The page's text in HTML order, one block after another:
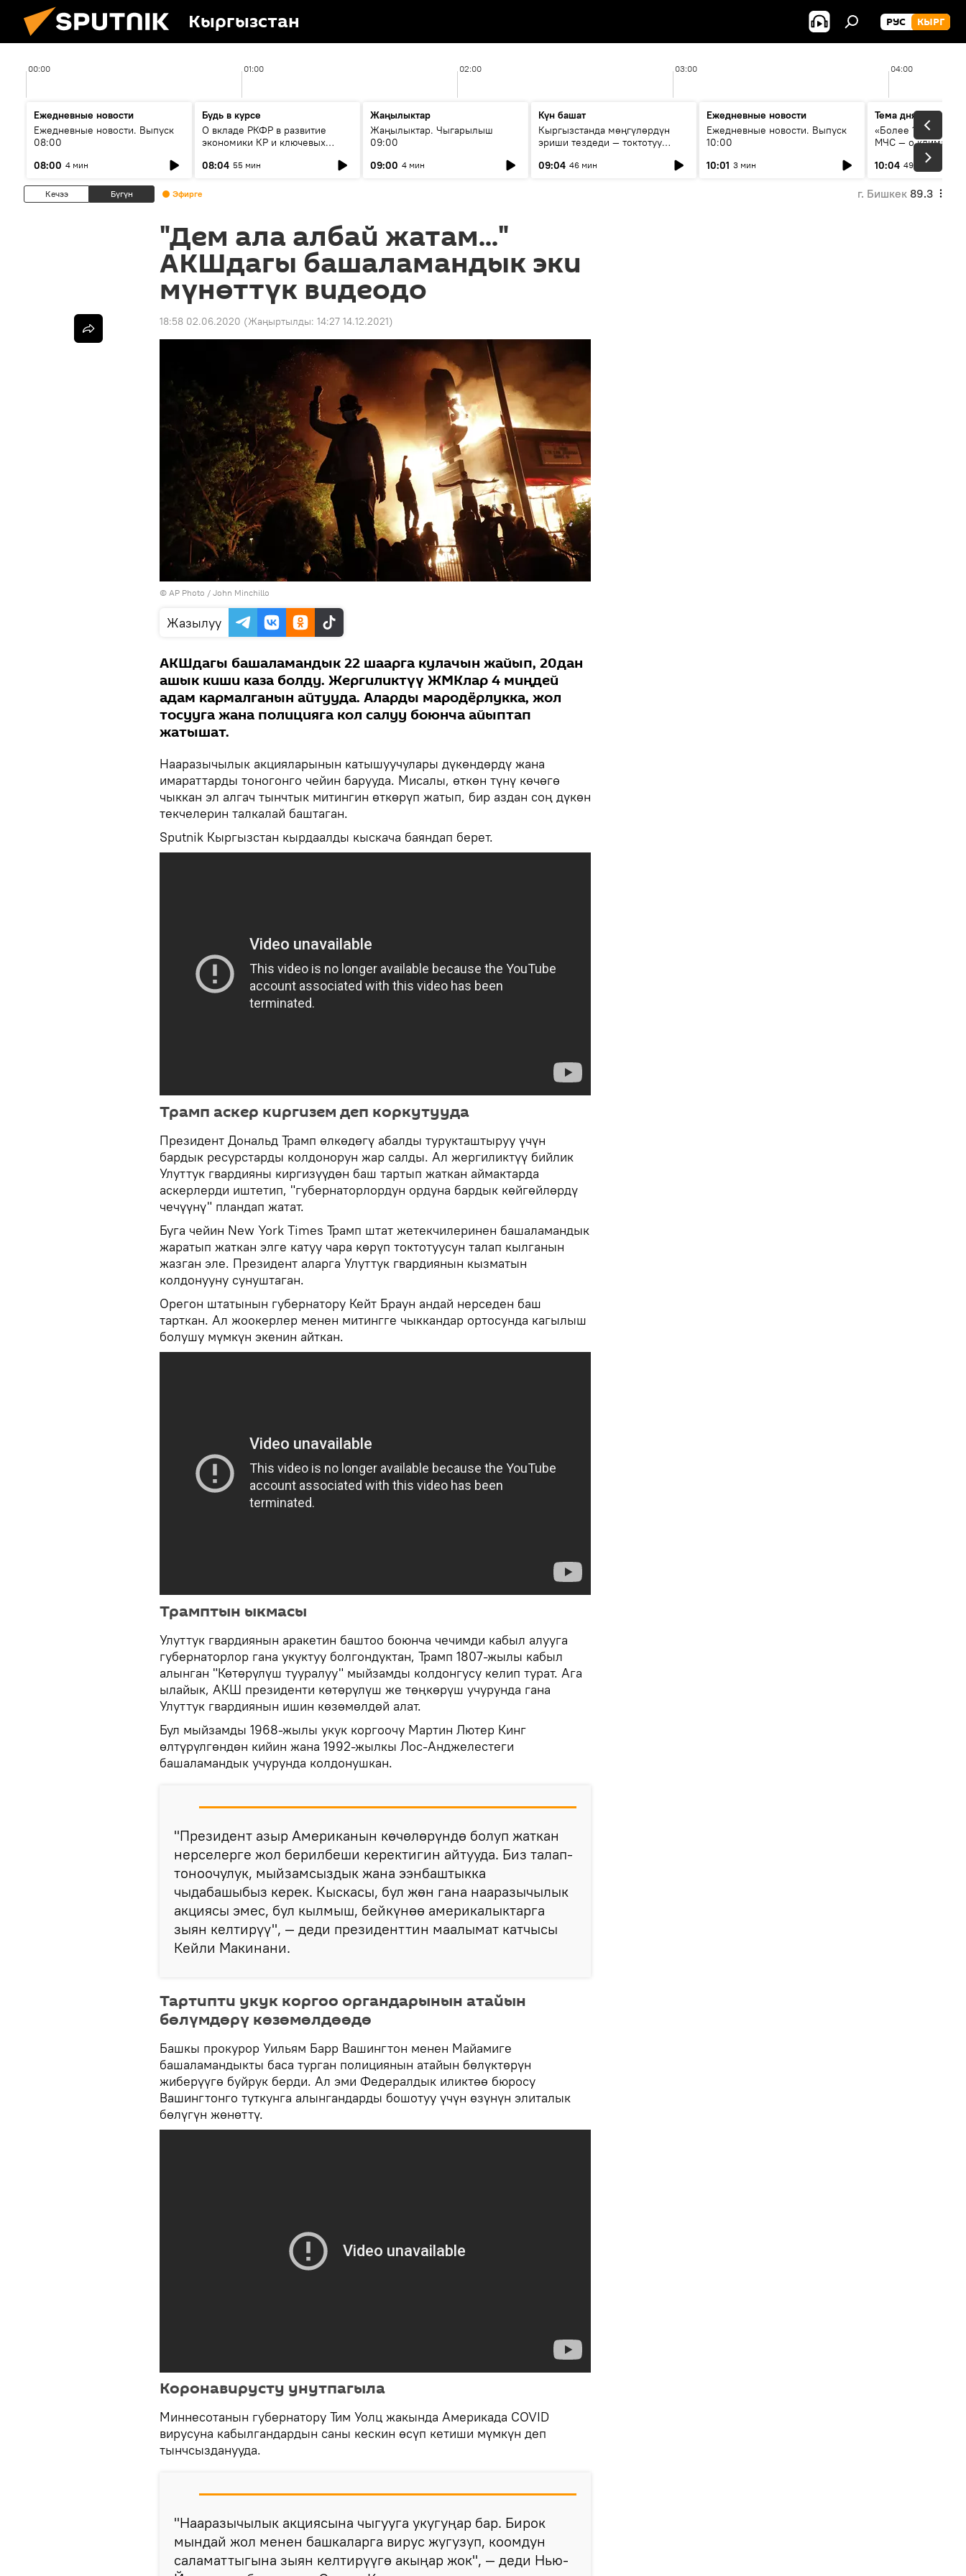
Кыргызстан РУС КЫРГ
00:00 01:00 02:00 03:00 04:00
Ежедневные новости
Ежедневные новости. Выпуск
08:00
08:00 4 мин
Будь в курсе
О вкладе РКФР в развитие
экономики КР и ключевых
08:04 55 мин
Жаңылыктар
Жаңылыктар. Чыгарылыш
09:00
09:00 4 мин
Күн башат
Кыргызстанда мөңгүлөрдүн
эриши тездеди — токтотуу
09:04 46 мин
Ежедневные новости
Ежедневные новости. Выпуск
10:00
10:01 3 мин
Тема дня
«Более 1200 сёл в
МЧС — о климате,
системе
населения
10:04 49 мин
Кечээ Бүгүн Эфирге г. Бишкек 89.3
"Дем ала албай жатам..."
АКШдагы башаламандык эки
мүнөттүк видеодо
18:58 02.06.2020 (Жаңыртылды: 14:27 14.12.2021)
© AP Photo / John Minchillo
Жазылуу
АКШдагы башаламандык 22 шаарга кулачын жайып, 20дан
ашык киши каза болду. Жергиликтүү ЖМКлар 4 миңдей
адам кармалганын айтууда. Аларды мародёрлукка, жол
тосууга жана полицияга кол салуу боюнча айыптап
жатышат.
Нааразычылык акцияларынын катышуучулары дүкөндөрдү жана
имараттарды тоногонго чейин барууда. Мисалы, өткөн түнү көчөгө
чыккан эл алгач тынчтык митингин өткөрүп жатып, бир аздан соң дүкөн
текчелерин талкалай баштаган.
Sputnik Кыргызстан кырдаалды кыскача баяндап берет.
Трамп аскер киргизем деп коркутууда
Президент Дональд Трамп өлкөдөгү абалды турукташтыруу үчүн
бардык ресурстарды колдонорун жар салды. Ал жергиликтүү бийлик
Улуттук гвардияны киргизүүдөн баш тартып жаткан аймактарда
аскерлерди иштетип, "губернаторлордун ордуна бардык көйгөйлөрдү
чечүүнү" пландап жатат.
Буга чейин New York Times Трамп штат жетекчилеринен башаламандык
жаратып жаткан элге катуу чара көрүп токтотуусун талап кылганын
жазган эле. Президент аларга Улуттук гвардиянын кызматын
колдонууну сунуштаган.
Орегон штатынын губернатору Кейт Браун андай нерседен баш
тарткан. Ал жоокерлер менен митингге чыккандар ортосунда кагылыш
болушу мүмкүн экенин айткан.
Трамптын ыкмасы
Улуттук гвардиянын аракетин баштоо боюнча чечимди кабыл алууга
губернаторлор гана укуктуу болгондуктан, Трамп 1807-жылы кабыл
алынган "Көтөрүлүш тууралуу" мыйзамды колдонгусу келип турат. Ага
ылайык, АКШ президенти көтөрүлүш же төңкөрүш учурунда гана
Улуттук гвардиянын ишин көзөмөлдөй алат.
Бул мыйзамды 1968-жылы укук коргоочу Мартин Лютер Кинг
өлтүрүлгөндөн кийин жана 1992-жылкы Лос-Анджелестеги
башаламандык учурунда колдонушкан.
"Президент азыр Американын көчөлөрүндө болуп жаткан
нерселерге жол берилбеши керектигин айтууда. Биз талап-
тоноочулук, мыйзамсыздык жана ээнбаштыкка
чыдабашыбыз керек. Кыскасы, бул жөн гана нааразычылык
акциясы эмес, бул кылмыш, бейкүнөө америкалыктарга
зыян келтирүү", — деди президенттин маалымат катчысы
Кейли Макинани.
Тартипти укук коргоо органдарынын атайын
бөлүмдөрү көзөмөлдөөдө
Башкы прокурор Уильям Барр Вашингтон менен Майамиге
башаламандыкты баса турган полициянын атайын бөлүктөрүн
жиберүүгө буйрук берди. Ал эми Федералдык иликтөө бюросу
Вашингтонго туткунга алынгандарды бошотуу үчүн өзүнүн элиталык
бөлүгүн жөнөттү.
Коронавирусту унутпагыла
Миннесотанын губернатору Тим Уолц жакында Америкада COVID
вирусуна кабылгандардын саны кескин өсүп кетиши мүмкүн деп
тынчсызданууда.
"Нааразычылык акциясына чыгууга укугуңар бар. Бирок
мындай жол менен башкаларга вирус жугузуп, коомдун
саламаттыгына зыян келтирүүгө акыңар жок", — деди Нью-